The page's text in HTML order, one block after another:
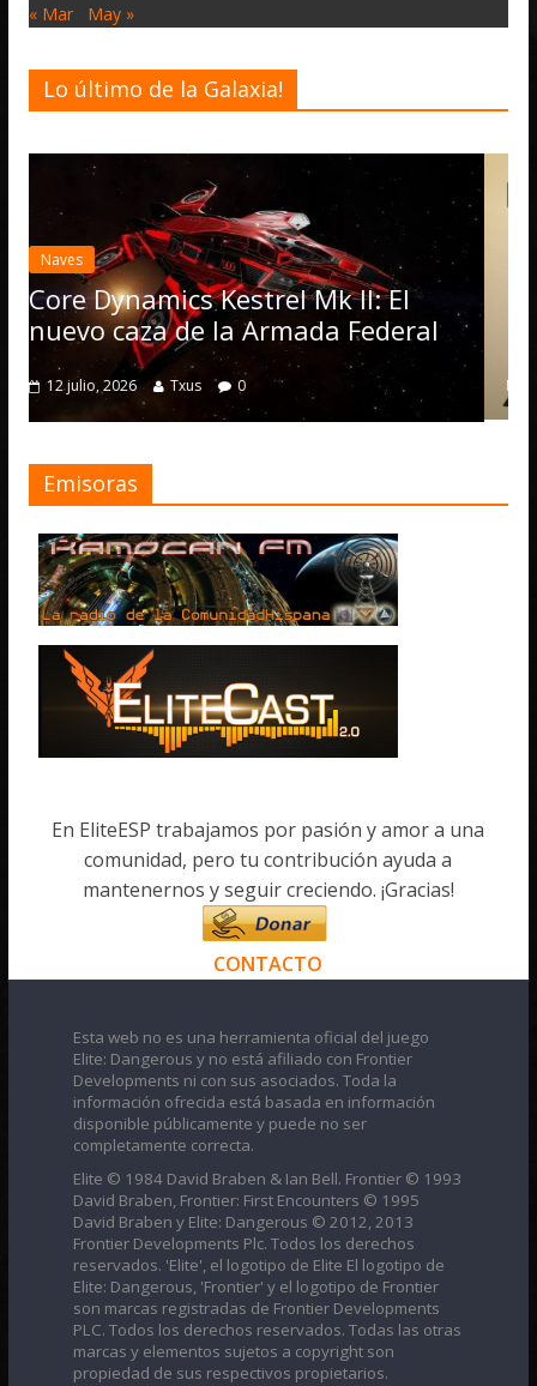
« Mar May »
Lo último de la Galaxia!
Mk II: El
Federal
Elite Dangerous recibe la
actualización 4.4.0:
Operations, el vehículo
numerosas mejoras
4 julio, 2026 Txus
Emisoras
En EliteESP trabajamos por pasión y amor a una
comunidad, pero tu contribución ayuda a
mantenernos y seguir creciendo. ¡Gracias!
CONTACTO
Esta web no es una herramienta oficial del juego
Elite: Dangerous y no está afiliado con Frontier
Developments ni con sus asociados. Toda la
información ofrecida está basada en información
disponible públicamente y puede no ser
completamente correcta.
Elite © 1984 David Braben & Ian Bell. Frontier © 1993
David Braben, Frontier: First Encounters © 1995
David Braben y Elite: Dangerous © 2012, 2013
Frontier Developments Plc. Todos los derechos
reservados. 'Elite', el logotipo de Elite El logotipo de
Elite: Dangerous, 'Frontier' y el logotipo de Frontier
son marcas registradas de Frontier Developments
PLC. Todos los derechos reservados. Todas las otras
marcas y elementos sujetos a copyright son
propiedad de sus respectivos propietarios.